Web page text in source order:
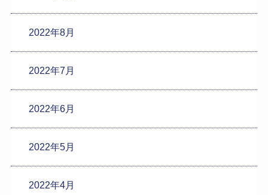
2022年8月
2022年7月
2022年6月
2022年5月
2022年4月